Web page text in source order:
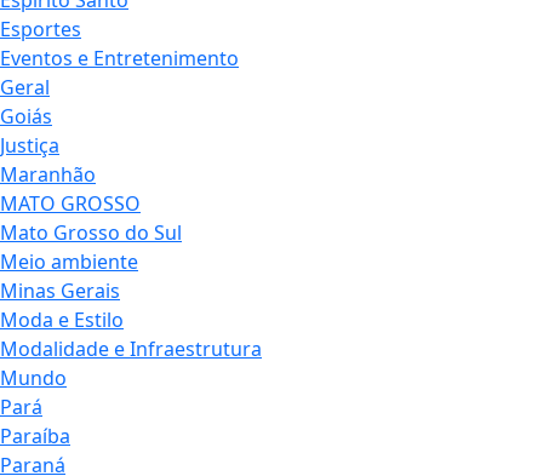
Esportes
Eventos e Entretenimento
Geral
Goiás
Justiça
Maranhão
MATO GROSSO
Mato Grosso do Sul
Meio ambiente
Minas Gerais
Moda e Estilo
Modalidade e Infraestrutura
Mundo
Pará
Paraíba
Paraná